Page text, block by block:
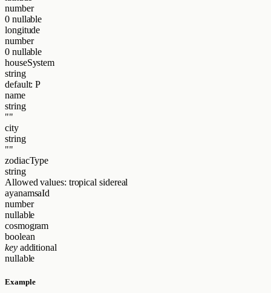
number
0 nullable
longitude
number
0 nullable
houseSystem
string
default: P
name
string
""
city
string
""
zodiacType
string
Allowed values: tropicalsidereal
ayanamsaId
number
nullable
cosmogram
boolean
key additional
nullable
Example